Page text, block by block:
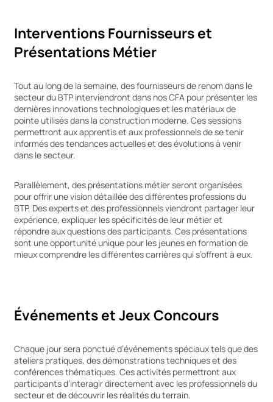
Interventions Fournisseurs et
Présentations Métier
Tout au long de la semaine, des fournisseurs de renom dans le
secteur du BTP interviendront dans nos CFA pour présenter les
dernières innovations technologiques et les matériaux de
pointe utilisés dans la construction moderne. Ces sessions
permettront aux apprentis et aux professionnels de se tenir
informés des tendances actuelles et des évolutions à venir
dans le secteur.
Parallèlement, des présentations métier seront organisées
pour offrir une vision détaillée des différentes professions du
BTP. Des experts et des professionnels viendront partager leur
expérience, expliquer les spécificités de leur métier et
répondre aux questions des participants. Ces présentations
sont une opportunité unique pour les jeunes en formation de
mieux comprendre les différentes carrières qui s’offrent à eux.
Événements et Jeux Concours
Chaque jour sera ponctué d’événements spéciaux tels que des
ateliers pratiques, des démonstrations techniques et des
conférences thématiques. Ces activités permettront aux
participants d’interagir directement avec les professionnels du
secteur et de découvrir les réalités du terrain.